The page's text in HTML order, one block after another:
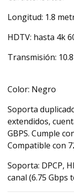
Longitud: 1.8
HDTV: hasta 4k
Transmisión:
Color: Negro
Soporta
extendidos,
GBPS. Cumple
Compatible con
Soporta: DPCP,
canal (6.75 Gbps